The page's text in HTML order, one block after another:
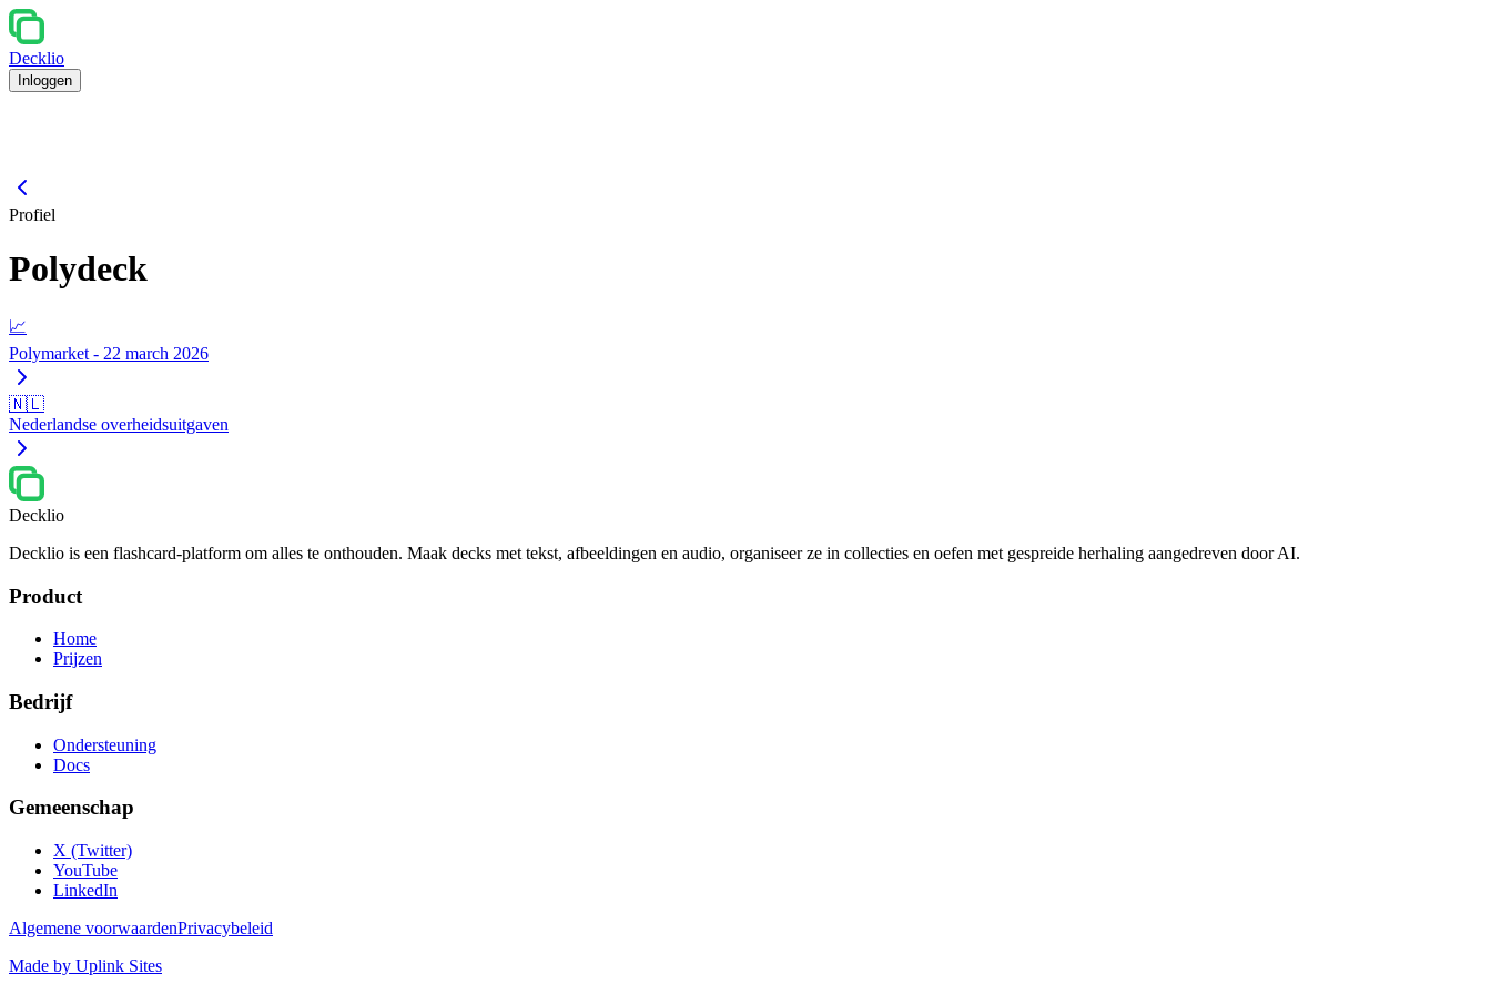
Decklio
Inloggen
Profiel
Polydeck
📈
Polymarket - 22 march 2026
🇳🇱
Nederlandse overheidsuitgaven
Decklio
Decklio is een flashcard-platform om alles te onthouden. Maak decks met tekst, afbeeldingen en audio, organiseer ze in collecties en oefen met gespreide herhaling aangedreven door AI.
Product
Home
Prijzen
Bedrijf
Ondersteuning
Docs
Gemeenschap
X (Twitter)
YouTube
LinkedIn
Algemene voorwaardenPrivacybeleid
Made by Uplink Sites